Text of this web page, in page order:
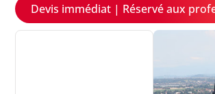
Devis immédiat | Réservé aux